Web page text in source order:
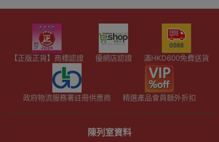
【正版正貨】商標認證 優網店認證 滿HKD600免費送貨
政府物流服務署註冊供應商 精選產品會員額外折扣
陳列室資料